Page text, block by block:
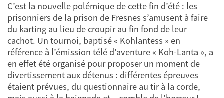
C’est la nouvelle polémique de cette fin d’été : les
prisonniers de la prison de Fresnes s’amusent à faire
du karting au lieu de croupir au fin fond de leur
cachot. Un tournoi, baptisé « Kohlantess » en
référence à l’émission télé d’aventure « Koh-Lanta », a
en effet été organisé pour proposer un moment de
divertissement aux détenus : différentes épreuves
étaient prévues, du questionnaire au tir à la corde,